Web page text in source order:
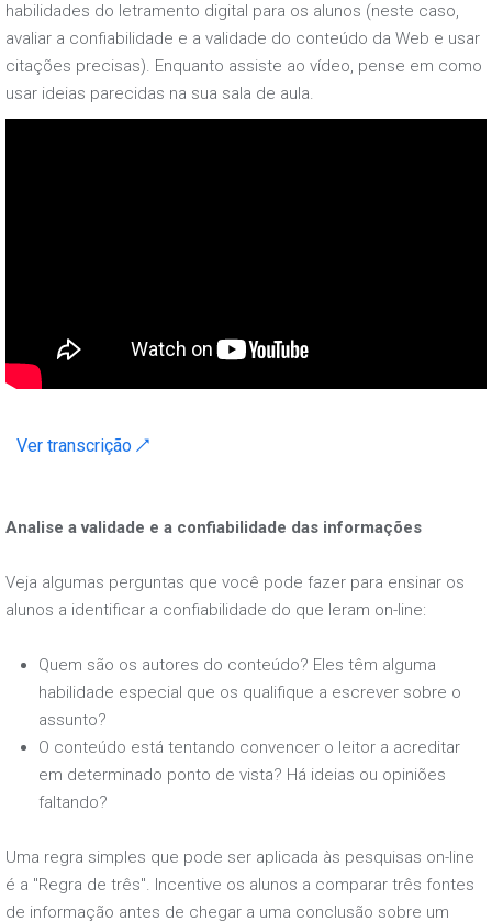
habilidades do letramento digital para os alunos (neste caso,
avaliar a confiabilidade e a validade do conteúdo da Web e usar
citações precisas). Enquanto assiste ao vídeo, pense em como
usar ideias parecidas na sua sala de aula.
Ver transcrição ↗
Analise a validade e a confiabilidade das informações
Veja algumas perguntas que você pode fazer para ensinar os
alunos a identificar a confiabilidade do que leram on-line:
Quem são os autores do conteúdo? Eles têm alguma
habilidade especial que os qualifique a escrever sobre o
assunto?
O conteúdo está tentando convencer o leitor a acreditar
em determinado ponto de vista? Há ideias ou opiniões
faltando?
Uma regra simples que pode ser aplicada às pesquisas on-line
é a "Regra de três". Incentive os alunos a comparar três fontes
de informação antes de chegar a uma conclusão sobre um